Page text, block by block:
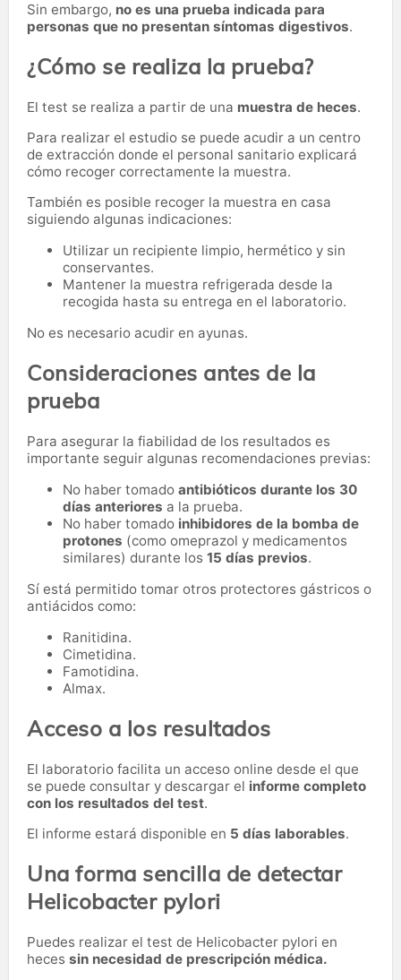
Sin embargo, no es una prueba indicada para
personas que no presentan síntomas digestivos.
¿Cómo se realiza la prueba?
El test se realiza a partir de una muestra de heces.
Para realizar el estudio se puede acudir a un centro
de extracción donde el personal sanitario explicará
cómo recoger correctamente la muestra.
También es posible recoger la muestra en casa
siguiendo algunas indicaciones:
Utilizar un recipiente limpio, hermético y sin
conservantes.
Mantener la muestra refrigerada desde la
recogida hasta su entrega en el laboratorio.
No es necesario acudir en ayunas.
Consideraciones antes de la
prueba
Para asegurar la fiabilidad de los resultados es
importante seguir algunas recomendaciones previas:
No haber tomado antibióticos durante los 30
días anteriores a la prueba.
No haber tomado inhibidores de la bomba de
protones (como omeprazol y medicamentos
similares) durante los 15 días previos.
Sí está permitido tomar otros protectores gástricos o
antiácidos como:
Ranitidina.
Cimetidina.
Famotidina.
Almax.
Acceso a los resultados
El laboratorio facilita un acceso online desde el que
se puede consultar y descargar el informe completo
con los resultados del test.
El informe estará disponible en 5 días laborables.
Una forma sencilla de detectar
Helicobacter pylori
Puedes realizar el test de Helicobacter pylori en
heces sin necesidad de prescripción médica.